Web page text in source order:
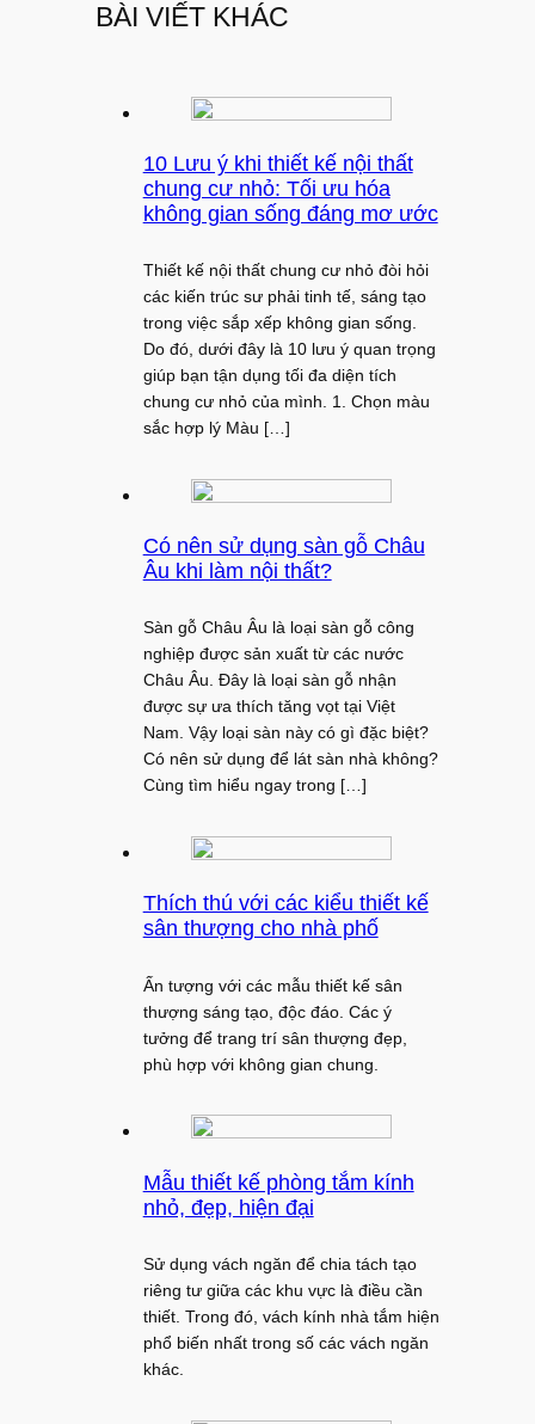
BÀI VIẾT KHÁC
10 Lưu ý khi thiết kế nội thất
chung cư nhỏ: Tối ưu hóa
không gian sống đáng mơ ước
Thiết kế nội thất chung cư nhỏ đòi hỏi
các kiến trúc sư phải tinh tế, sáng tạo
trong việc sắp xếp không gian sống.
Do đó, dưới đây là 10 lưu ý quan trọng
giúp bạn tận dụng tối đa diện tích
chung cư nhỏ của mình. 1. Chọn màu
sắc hợp lý Màu […]
Có nên sử dụng sàn gỗ Châu
Âu khi làm nội thất?
Sàn gỗ Châu Âu là loại sàn gỗ công
nghiệp được sản xuất từ các nước
Châu Âu. Đây là loại sàn gỗ nhận
được sự ưa thích tăng vọt tại Việt
Nam. Vậy loại sàn này có gì đặc biệt?
Có nên sử dụng để lát sàn nhà không?
Cùng tìm hiểu ngay trong […]
Thích thú với các kiểu thiết kế
sân thượng cho nhà phố
Ấn tượng với các mẫu thiết kế sân
thượng sáng tạo, độc đáo. Các ý
tưởng để trang trí sân thượng đẹp,
phù hợp với không gian chung.
Mẫu thiết kế phòng tắm kính
nhỏ, đẹp, hiện đại
Sử dụng vách ngăn để chia tách tạo
riêng tư giữa các khu vực là điều cần
thiết. Trong đó, vách kính nhà tắm hiện
phổ biến nhất trong số các vách ngăn
khác.